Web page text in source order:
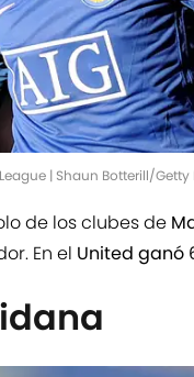
| Shaun Botterill/
de los clubes de
En el United ganó